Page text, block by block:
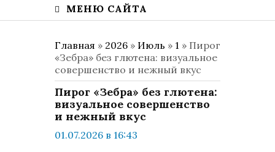
МЕНЮ САЙТА
Главная » 2026 » Июль » 1 » Пирог
«Зебра» без глютена: визуальное
совершенство и нежный вкус
Пирог «Зебра» без глютена:
визуальное совершенство
и нежный вкус
01.07.2026 в 16:43